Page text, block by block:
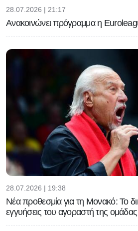
28.07.2026 | 21:17
Ανακοινώνει πρόγραμμα η
28.07.2026 | 19:38
Νέα προθεσμία για τη Μονακό: Το
εγγυήσεις του αγοραστή της ομάδας